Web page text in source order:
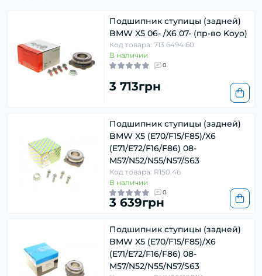
Подшипник ступицы (задней)
BMW X5 06- /X6 07- (пр-во Koyo)
Код товара: 713 6494 60
В наличии
0
3 713грн
Подшипник ступицы (задней)
BMW X5 (E70/F15/F85)/X6
(E71/E72/F16/F86) 08-
M57/N52/N55/N57/S63
Код товара: R150.46
В наличии
0
3 639грн
Подшипник ступицы (задней)
BMW X5 (E70/F15/F85)/X6
(E71/E72/F16/F86) 08-
M57/N52/N55/N57/S63